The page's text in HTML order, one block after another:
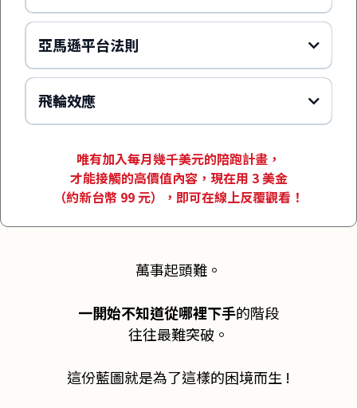
亞馬遜平台法則
飛輪效應
唯有加入每月幾千美元的陪跑計畫，
才能接觸的高價值內容，現在用 3 美金
（約新台幣 99 元），即可在線上反覆觀看！
萬事起頭難。
一開始不知道從哪裡下手的階段
往往最難突破。
這份藍圖就是為了這樣的困境而生 !